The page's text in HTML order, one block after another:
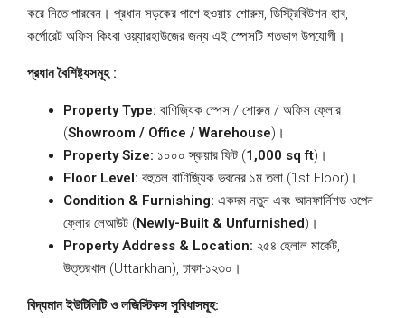
করে নিতে পারবেন। প্রধান সড়কের পাশে হওয়ায় শোরুম, ডিস্ট্রিবিউশন হাব,
কর্পোরেট অফিস কিংবা ওয়্যারহাউজের জন্য এই স্পেসটি শতভাগ উপযোগী।
প্রধান বৈশিষ্ট্যসমূহ :
Property Type: বাণিজ্যিক স্পেস / শোরুম / অফিস ফ্লোর
(Showroom / Office / Warehouse)।
Property Size: ১০০০ স্কয়ার ফিট (1,000 sq ft)।
Floor Level: বহুতল বাণিজ্যিক ভবনের ১ম তলা (1st Floor)।
Condition & Furnishing: একদম নতুন এবং আনফার্নিশড ওপেন
ফ্লোর লেআউট (Newly-Built & Unfurnished)।
Property Address & Location: ২৫৪ হেলাল মার্কেট,
উত্তরখান (Uttarkhan), ঢাকা-১২৩০।
বিদ্যমান ইউটিলিটি ও লজিস্টিকস সুবিধাসমূহ: